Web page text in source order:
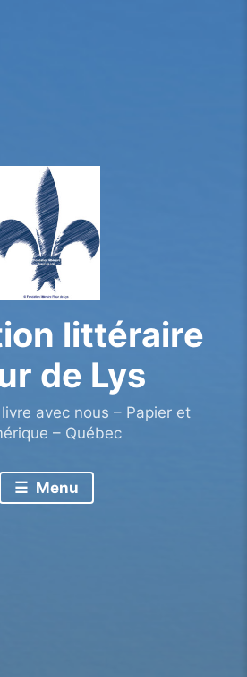
littéraire
de Lys
avec nous – Papier et
– Québec
Menu